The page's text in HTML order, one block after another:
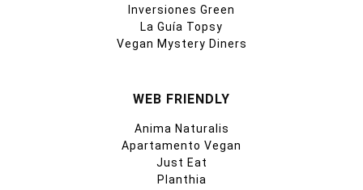
Inversiones Green
La Guía Topsy
Vegan Mystery Diners
WEB FRIENDLY
Anima Naturalis
Apartamento Vegan
Just Eat
Planthia